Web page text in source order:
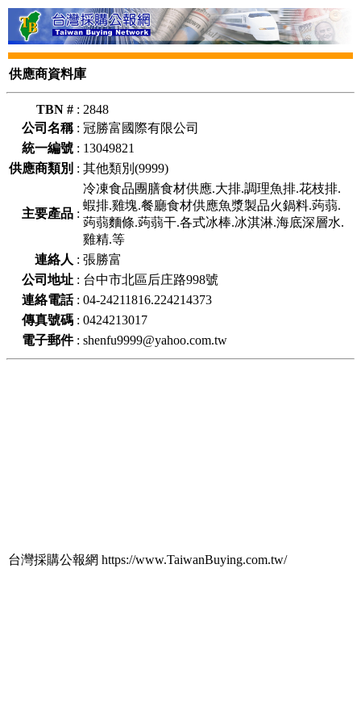
供應商資料庫
TBN # : 2848
公司名稱: 冠勝富國際有限公司
統一編號 : 13049821
供應商類別 : 其他類別(9999)
主要產品 :
冷凍食品團膳食材供應.大排.調理魚排.花枝排.
蝦排.雞塊.餐廳食材供應魚漿製品火鍋料.蒟蒻.
蒟蒻麵條.蒟蒻干.各式冰棒.冰淇淋.海底深層水.
雞精.等
連絡人 : 張勝富
公司地址 : 台中市北區后庄路998號
連絡電話: 04-24211816.224214373
傳真號碼 : 0424213017
電子郵件: shenfu9999@yahoo.com.tw
台灣採購公報網 https://www.TaiwanBuying.com.tw/